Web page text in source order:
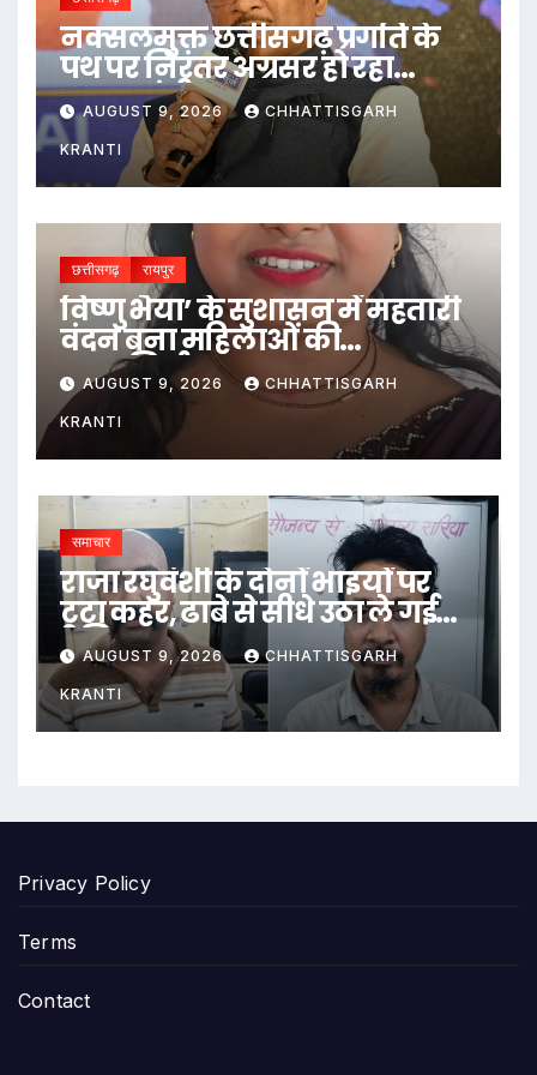
नक्सलमुक्त छत्तीसगढ़ प्रगति के
पथ पर निरंतर अग्रसर हो रहा
-मुख्यमंत्री साय
AUGUST 9, 2026 CHHATTISGARH
KRANTI
छत्तीसगढ़ रायपुर
विष्णु भैया’ के सुशासन में महतारी
वंदन बना महिलाओं की
आत्मनिर्भरता का आधार
AUGUST 9, 2026 CHHATTISGARH
KRANTI
समाचार
राजा रघुवंशी के दोनों भाइयों पर
टूटा कहर, ढाबे से सीधे उठा ले गई
पुलिस
AUGUST 9, 2026 CHHATTISGARH
KRANTI
Privacy Policy
Terms
Contact